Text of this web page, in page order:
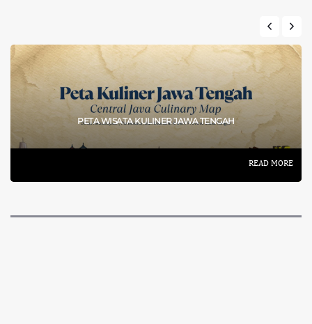
PETA WISATA KULINER JAWA TENGAH
READ MORE